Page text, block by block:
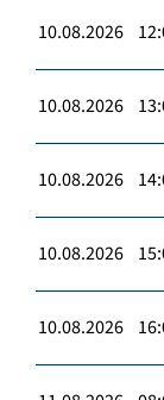
10.08.2026
10.08.2026
10.08.2026
10.08.2026
10.08.2026